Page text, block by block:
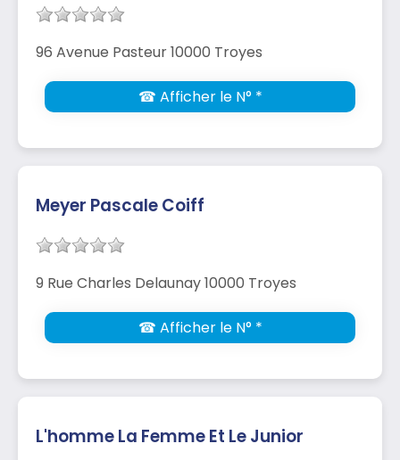
96 Avenue Pasteur 10000 Troyes
☎ Afficher le N° *
Meyer Pascale Coiff
9 Rue Charles Delaunay 10000 Troyes
☎ Afficher le N° *
L'homme La Femme Et Le Junior